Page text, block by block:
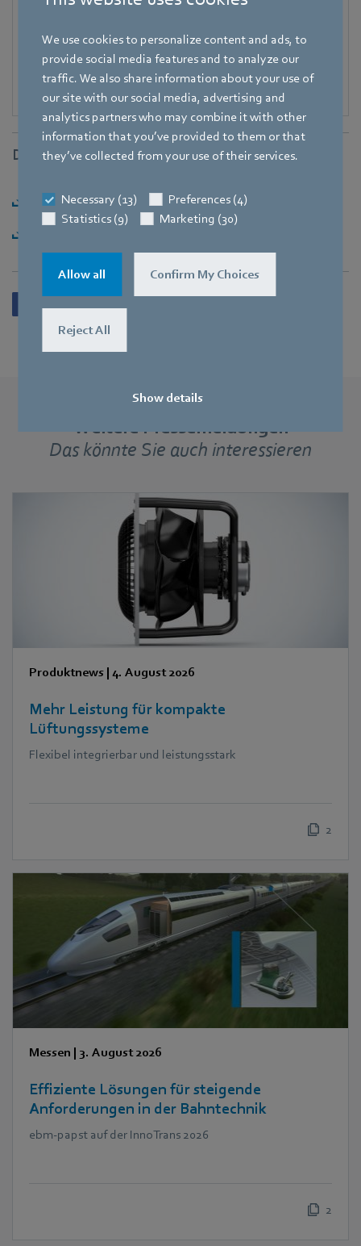
We use cookies to personalize content and ads, to
provide social media features and to analyze our
traffic. We also share information about your use of
our site with our social media, advertising and
analytics partners who may combine it with other
information that you’ve provided to them or that
they’ve collected from your use of their services.
Necessary (13)
Preferences (4)
Statistics (9)
Marketing (30)
Allow all Confirm My Choices
Reject All
Show details
Downloads
Herunterladen [PDF] - 113,28KB
Weitere Pressemeldungen
Das könnte Sie auch interessieren
Produktnews | 4. August 2026
Mehr Leistung für kompakte
Lüftungssysteme
Flexibel integrierbar und leistungsstark
2
Messen | 3. August 2026
Effiziente Lösungen für steigende
Anforderungen in der Bahntechnik
ebm‑papst auf der InnoTrans 2026
2